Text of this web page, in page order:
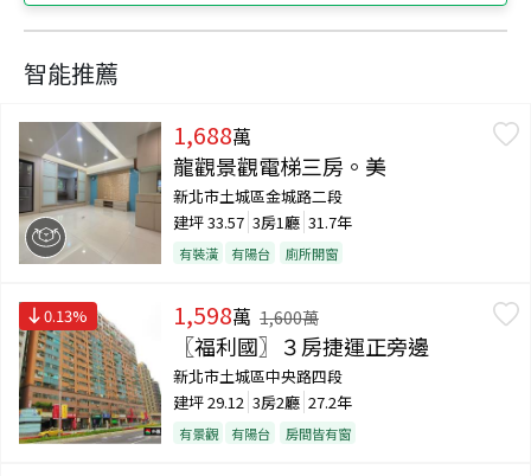
智能推薦
1,688萬
龍觀景觀電梯三房。美
新北市土城區金城路二段
建坪33.57 3房1廳 31.7年
有裝潢 有陽台 廁所開窗
0.13% 1,598萬 1,600萬
〖福利國〗３房捷運正旁邊
新北市土城區中央路四段
建坪29.12 3房2廳 27.2年
有景觀 有陽台 房間皆有窗